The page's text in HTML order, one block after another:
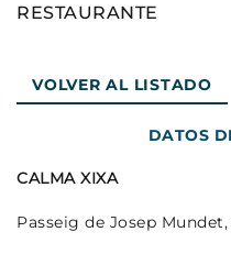
RESTAURANTE
VOLVER AL LISTADO
DATOS
CALMA XIXA
Passeig de Josep Mundet,